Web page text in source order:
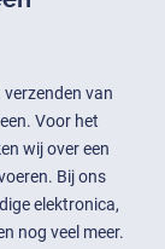
van
Voor het
wij over een
Bij ons
elektronica,
nog veel meer.